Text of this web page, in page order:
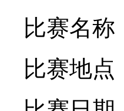
比赛名称
比赛地点